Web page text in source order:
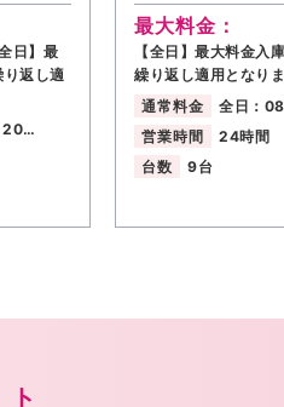
全日】最
返し適
20…
最大料金：
【全日】最大料金入
繰り返し適用となりま
通常料金
全日：
営業時間
24時間
台数
9台